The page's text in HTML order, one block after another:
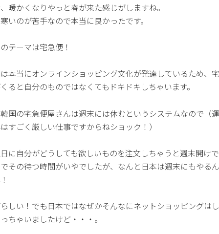
暖かくなりやっと春が来た感じがしますね。
いのが苦手なので本当に良かったです。
テーマは宅急便！
本当にオンラインショッピング文化が発達しているため、
ると自分のものではなくてもドキドキしちゃいます。
国の宅急便屋さんは週末には休むというシステムなので（
すごく厳しい仕事ですからねショック！）
に自分がどうしても欲しいものを注文しちゃうと週末開け
その待つ時間がいやでしたが、なんと日本は週末にもやる
しい！でも日本ではなぜかそんなにネットショッピングは
ちゃいましたけど・・・。